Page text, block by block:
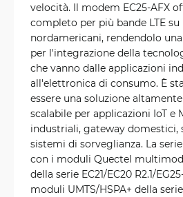
velocità. Il modem EC25-AFX
completo per più bande LTE
nordamericani, rendendolo
per l'integrazione della
che vanno dalle applicazioni
all'elettronica di consumo. È
essere una soluzione
scalabile per applicazioni IoT e
industriali, gateway domestici,
sistemi di sorveglianza. La
con i moduli Quectel
della serie EC21/EC20 R2.1/
moduli UMTS/HSPA+ della